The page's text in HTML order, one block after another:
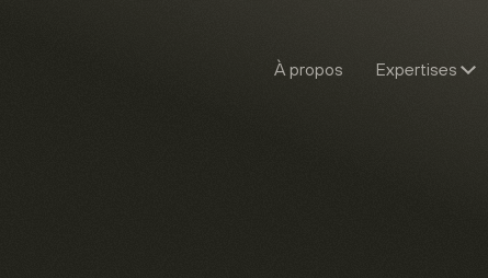
À propos Expertises